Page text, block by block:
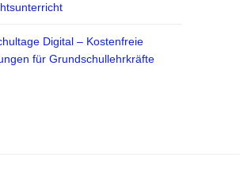
Digital – Kostenfreie
für Grundschullehrkräfte